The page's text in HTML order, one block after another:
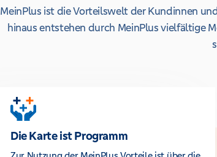
MeinPlus ist die Vorteilswelt der Kundinnen
hinaus entstehen durch MeinPlus vielfältige
Die Karte ist Programm